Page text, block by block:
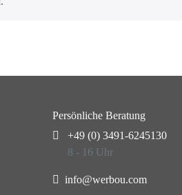
Persönliche Beratung
+49 (0) 3491-6245130
8 - 16 Uhr
info@werbou.com